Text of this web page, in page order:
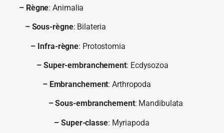
– Règne: Animalia
– Sous-règne: Bilateria
– Infra-règne: Protostomia
– Super-embranchement: Ecdysozoa
– Embranchement: Arthropoda
– Sous-embranchement: Mandibulata
– Super-classe: Myriapoda